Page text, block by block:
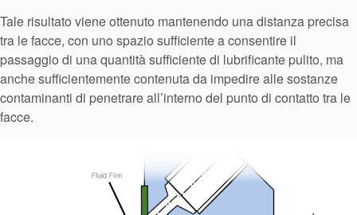
Tale risultato viene ottenuto mantenendo una distanza precisa
tra le facce, con uno spazio sufficiente a consentire il
passaggio di una quantità sufficiente di lubrificante pulito, ma
anche sufficientemente contenuta da impedire alle sostanze
contaminanti di penetrare all’interno del punto di contatto tra le
facce.